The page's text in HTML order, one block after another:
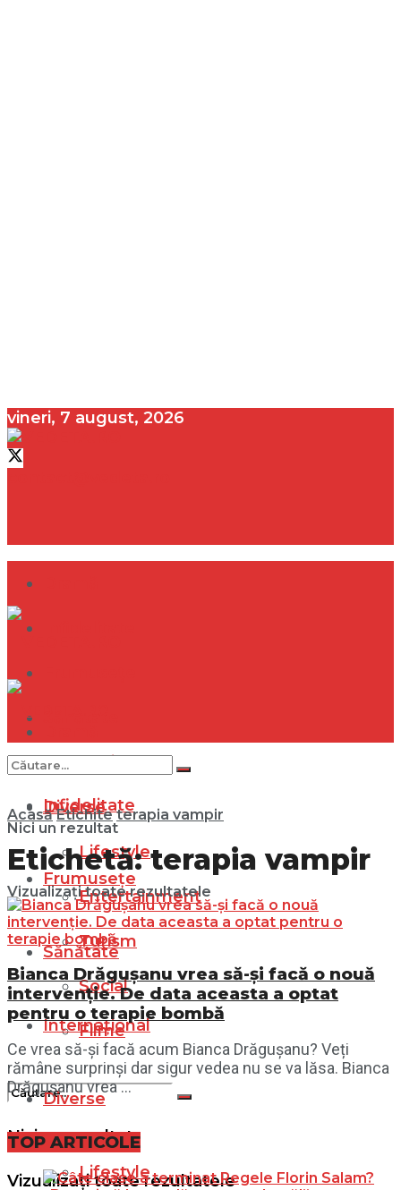
vineri, 7 august, 2026
Internațional
Diverse
Lifestyle
Entertainment
Turism
Social
Filme
Nici un rezultat
Vizualizați toate rezultatele
Infidelitate
Frumusețe
Sănătate
Internațional
Diverse
Lifestyle
Nici un rezultat
Vizualizați toate rezultatele
Acasă Etichite terapia vampir
Etichetă:terapia vampir
Bianca Drăgușanu vrea să-și facă o nouă
intervenție. De data aceasta a optat
pentru o terapie bombă
Ce vrea să-și facă acum Bianca Drăgușanu? Veți
rămâne surprinși dar sigur vedea nu se va lăsa. Bianca
Drăgușanu vrea ...
TOP ARTICOLE